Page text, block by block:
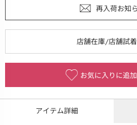
お気に入りに追加
アイテム詳細